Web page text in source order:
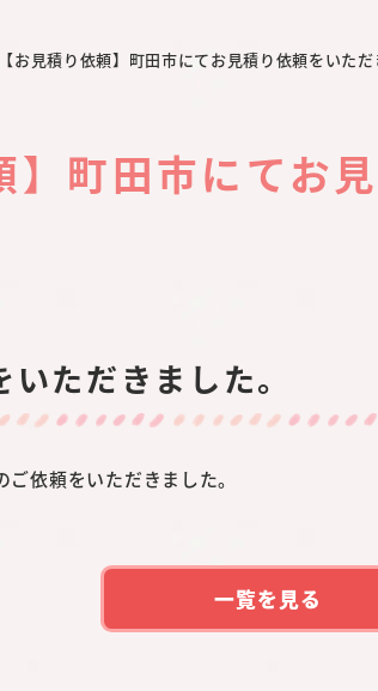
お見積り依頼】町田市にてお見積り依頼をいただ
】町田市にてお
ただきました。
依頼をいただきました。
一覧を見る